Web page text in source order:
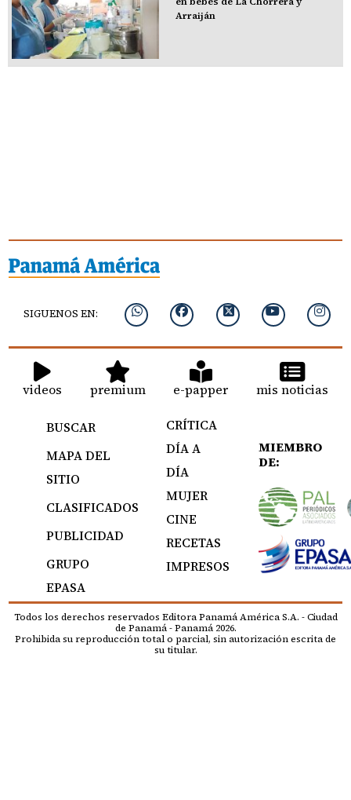
Arraiján
SIGUENOS EN:
videos premium e-papper mis noticias
BUSCAR
MAPA DEL
SITIO
CLASIFICADOS
PUBLICIDAD
GRUPO
EPASA
CRÍTICA
DÍA A
DÍA
MUJER
CINE
RECETAS
IMPRESOS
MIEMBRO
DE:
Todos los derechos reservados Editora Panamá América S.A. - Ciudad
de Panamá - Panamá 2026.
Prohibida su reproducción total o parcial, sin autorización escrita de
su titular.